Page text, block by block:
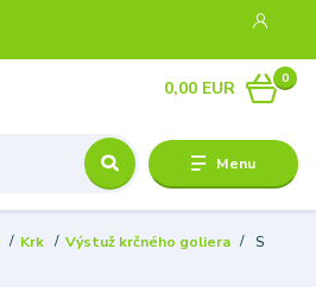
Menu
0
0,00 EUR
Krk Výstuž krčného goliera
S